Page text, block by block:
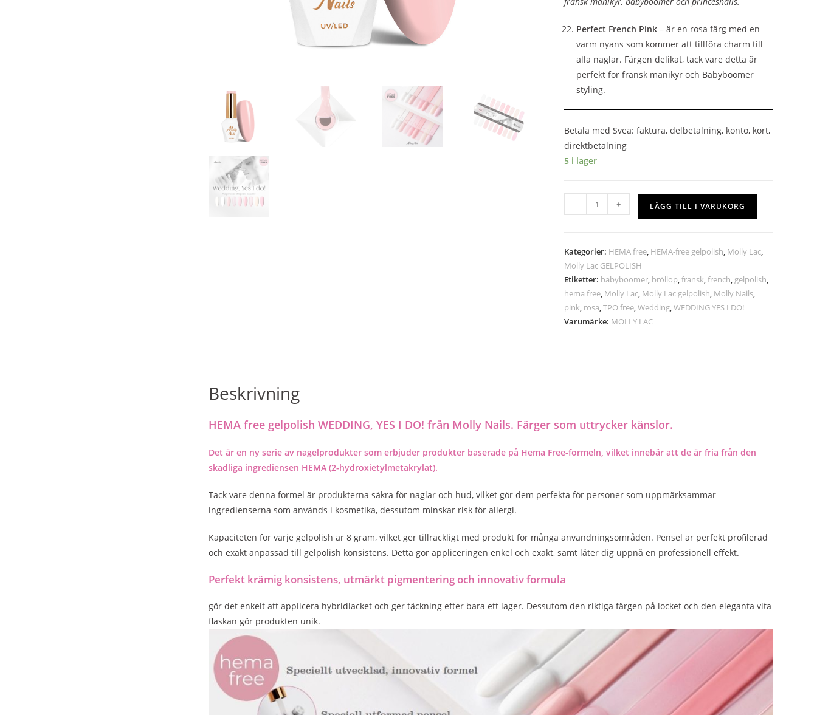
Perfect French Pink – är en rosa färg med en
varm nyans som kommer att tillföra charm till
alla naglar. Färgen delikat, tack vare detta är
perfekt för fransk manikyr och Babyboomer
styling.
Betala med Svea: faktura, delbetalning, konto, kort,
direktbetalning
5 i lager
- + LÄGG TILL I VARUKORG
Kategorier: HEMA free, HEMA-free gelpolish, Molly Lac,
Molly Lac GELPOLISH
Etiketter: babyboomer, bröllop,fransk,french, gelpolish,
hema free, Molly Lac, Molly Lac gelpolish, Molly Nails,
pink, rosa,TPO free,Wedding,WEDDING YES I DO!
Varumärke: MOLLY LAC
Beskrivning
HEMA free gelpolish WEDDING, YES I DO! från Molly Nails. Färger som uttrycker känslor.
Det är en ny serie av nagelprodukter som erbjuder produkter baserade på Hema Free-formeln, vilket innebär att de är fria från den
skadliga ingrediensen HEMA (2-hydroxietylmetakrylat).
Tack vare denna formel är produkterna säkra för naglar och hud, vilket gör dem perfekta för personer som uppmärksammar
ingredienserna som används i kosmetika, dessutom minskar risk för allergi.
Kapaciteten för varje gelpolish är 8 gram, vilket ger tillräckligt med produkt för många användningsområden. Pensel är perfekt profilerad
och exakt anpassad till gelpolish konsistens. Detta gör appliceringen enkel och exakt, samt låter dig uppnå en professionell effekt.
Perfekt krämig konsistens, utmärkt pigmentering och innovativ formula
gör det enkelt att applicera hybridlacket och ger täckning efter bara ett lager. Dessutom den riktiga färgen på locket och den eleganta vita
flaskan gör produkten unik.